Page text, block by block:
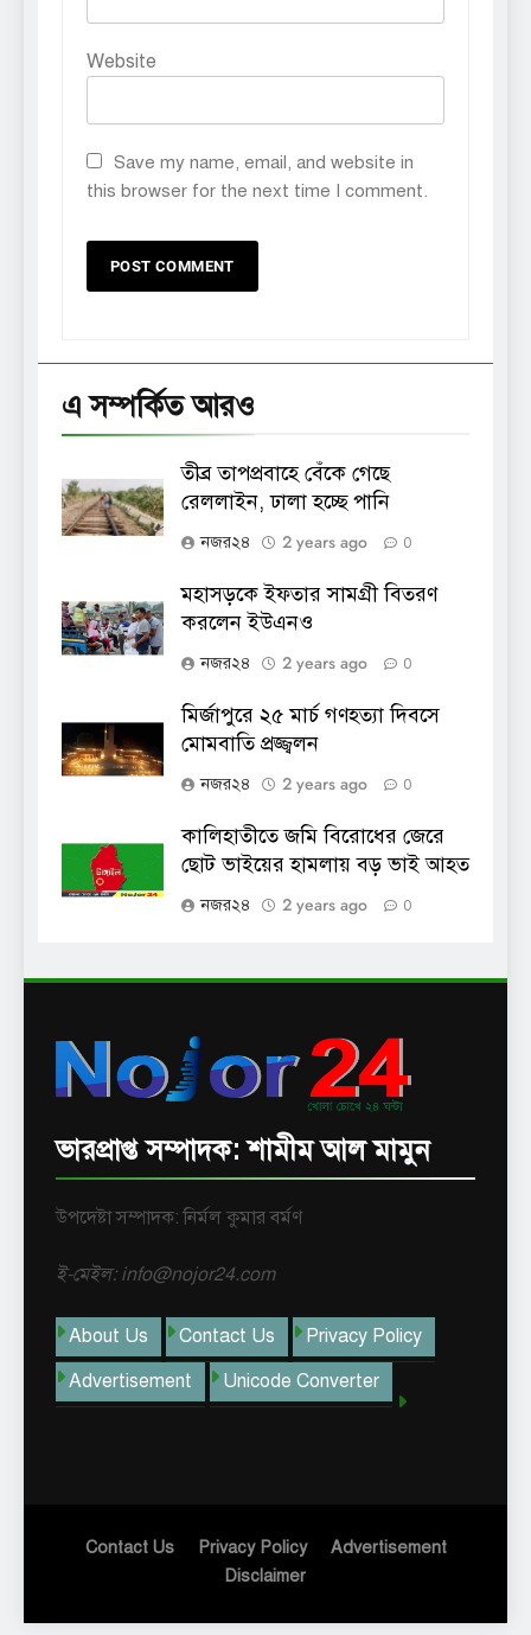
Website
Save my name, email, and website in
this browser for the next time I comment.
এ সম্পর্কিত আরও
তীব্র তাপপ্রবাহে বেঁকে গেছে
রেললাইন, ঢালা হচ্ছে পানি
নজর২৪ 2 years ago 0
মহাসড়কে ইফতার সামগ্রী বিতরণ
করলেন ইউএনও
নজর২৪ 2 years ago 0
মির্জাপুরে ২৫ মার্চ গণহত্যা দিবসে
মোমবাতি প্রজ্জ্বলন
নজর২৪ 2 years ago 0
কালিহাতীতে জমি বিরোধের জেরে
ছোট ভাইয়ের হামলায় বড় ভাই আহত
নজর২৪ 2 years ago 0
ভারপ্রাপ্ত সম্পাদক: শামীম আল মামুন
উপদেষ্টা সম্পাদক: নির্মল কুমার বর্মণ
ই-মেইল: info@nojor24.com
About Us Contact Us
Privacy Policy
Advertisement
Unicode Converter
Contact Us Privacy Policy
Advertisement
Disclaimer